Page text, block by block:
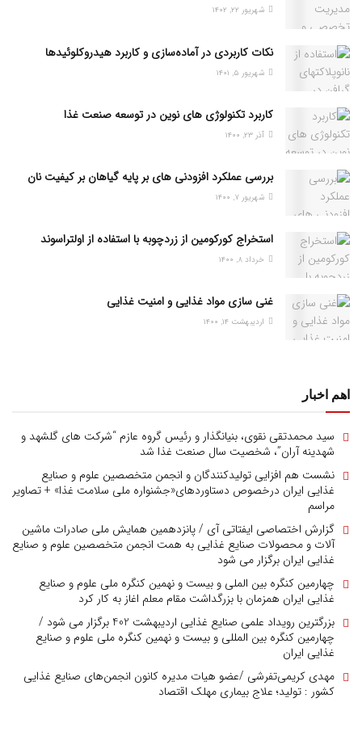
شهریور ۲۲, ۱۴۰۲
نکات کاربردی در آماده‌سازی و کاربرد هیدروکلوئیدها
شهریور ۵, ۱۴۰۱
کاربرد تکنولوژی های نوین در توسعه صنعت غذا
آذر ۲۳, ۱۴۰۰
بررسی عملکرد افزودنی های بر پایه گیاهان بر کیفیت نان
شهریور ۷, ۱۴۰۰
استخراج کورکومین از زردچوبه با استفاده از اولتراسوند
خرداد ۸, ۱۴۰۰
غنی سازی مواد غذایی و امنیت غذایی
اردیبهشت ۱۴, ۱۴۰۰
اهم اخبار
سید محمدتقی نقوی، بنیانگذار و رئیس گروه عازم “شرکت های گلشهد و
شهدینه آران”، شخصیت سال صنعت غذا شد
نشست هم افزایی تولیدکنندگان و انجمن متخصصین علوم و صنایع
غذایی ایران درخصوص دستاوردهای«جشنواره ملی سلامت غذا» + تصاویر
مراسم
گزارش اختصاصی ایفتاتی آی / پانزدهمین همایش ملی صادرات ماشین
آلات و محصولات صنایع غذایی به همت انجمن متخصصین علوم و صنایع
غذایی ایران برگزار می شود
چهارمین کنگره بین الملی و بیست و نهمین کنگره ملی علوم و صنایع
غذایی ایران همزمان با بزرگداشت مقام معلم اغاز به کار کرد
بزرگترین رویداد علمی صنایع غذایی اردیبهشت 402 برگزار می شود /
چهارمین کنگره بین المللی و بیست و نهمین کنگره ملی علوم و صنایع
غذایی ایران
مهدی کریمی‌تفرشی /عضو هیات مدیره کانون انجمن‌های صنایع غذایی
کشور : تولید؛ علاج بیماری مهلک اقتصاد